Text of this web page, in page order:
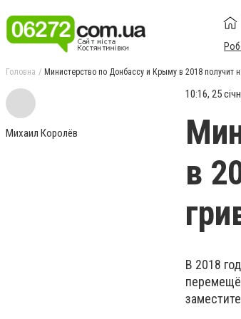
Головна Министерство по Донбассу и Крыму в 2018 получит
Михаил Королёв
10:16, 25
в
В 2018